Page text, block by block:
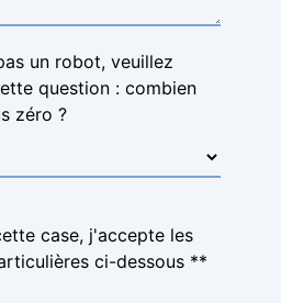
un robot, veuillez
question : combien
zéro ?
case, j'accepte les
ci-dessous **